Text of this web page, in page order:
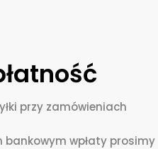
przy zamówieniach
bankowym wpłaty prosimy